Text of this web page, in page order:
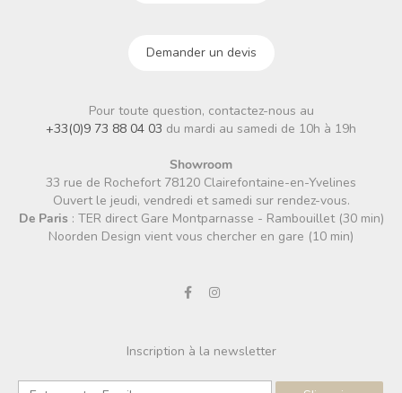
Demander un devis
Pour toute question, contactez-nous au
+33(0)9 73 88 04 03 du mardi au samedi de 10h à 19h
Showroom
33 rue de Rochefort 78120 Clairefontaine-en-Yvelines
Ouvert le jeudi, vendredi et samedi sur rendez-vous.
De Paris : TER direct Gare Montparnasse - Rambouillet (30 min)
Noorden Design vient vous chercher en gare (10 min)
Inscription à la newsletter